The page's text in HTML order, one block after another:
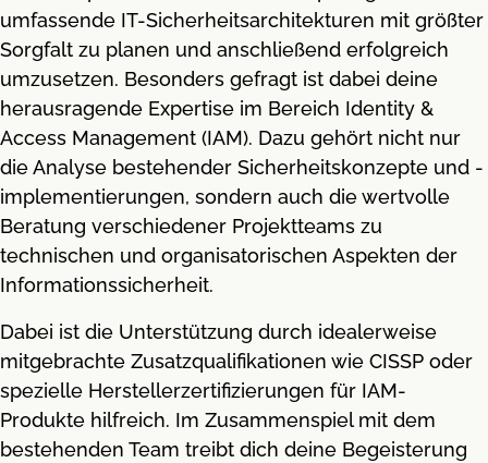
umfassende IT-Sicherheitsarchitekturen mit größter
Sorgfalt zu planen und anschließend erfolgreich
umzusetzen. Besonders gefragt ist dabei deine
herausragende Expertise im Bereich Identity &
Access Management (IAM). Dazu gehört nicht nur
die Analyse bestehender Sicherheitskonzepte und -
implementierungen, sondern auch die wertvolle
Beratung verschiedener Projektteams zu
technischen und organisatorischen Aspekten der
Informationssicherheit.
Dabei ist die Unterstützung durch idealerweise
mitgebrachte Zusatzqualifikationen wie CISSP oder
spezielle Herstellerzertifizierungen für IAM-
Produkte hilfreich. Im Zusammenspiel mit dem
bestehenden Team treibt dich deine Begeisterung